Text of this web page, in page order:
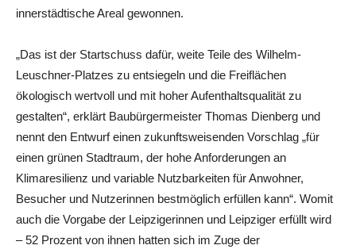
innerstädtische Areal gewonnen.
„Das ist der Startschuss dafür, weite Teile des Wilhelm-
Leuschner-Platzes zu entsiegeln und die Freiflächen
ökologisch wertvoll und mit hoher Aufenthaltsqualität zu
gestalten“, erklärt Baubürgermeister Thomas Dienberg und
nennt den Entwurf einen zukunftsweisenden Vorschlag „für
einen grünen Stadtraum, der hohe Anforderungen an
Klimaresilienz und variable Nutzbarkeiten für Anwohner,
Besucher und Nutzerinnen bestmöglich erfüllen kann“. Womit
auch die Vorgabe der Leipzigerinnen und Leipziger erfüllt wird
– 52 Prozent von ihnen hatten sich im Zuge der